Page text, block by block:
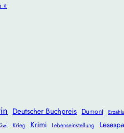
»
Deutscher Buchpreis Dumont
Krieg Krimi Lebenseinstellung